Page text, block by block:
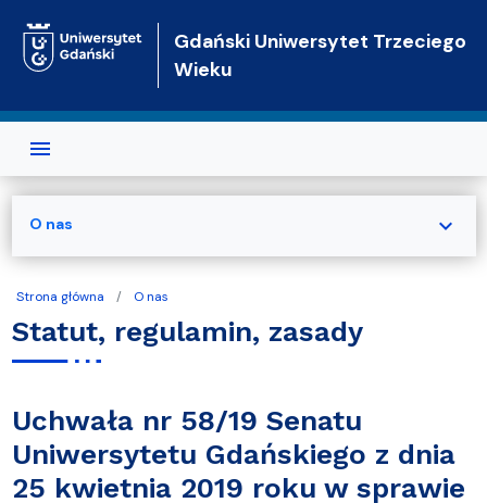
Gdański Uniwersytet Trzeciego
Wieku
Strona główna O nas
Statut, regulamin, zasady
Uchwała nr 58/19 Senatu
Uniwersytetu Gdańskiego z dnia
25 kwietnia 2019 roku w sprawie
O nas expand_more